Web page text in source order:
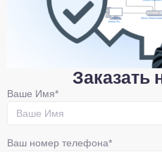
Заказать
Ваше Имя*
Ваш номер телефона*